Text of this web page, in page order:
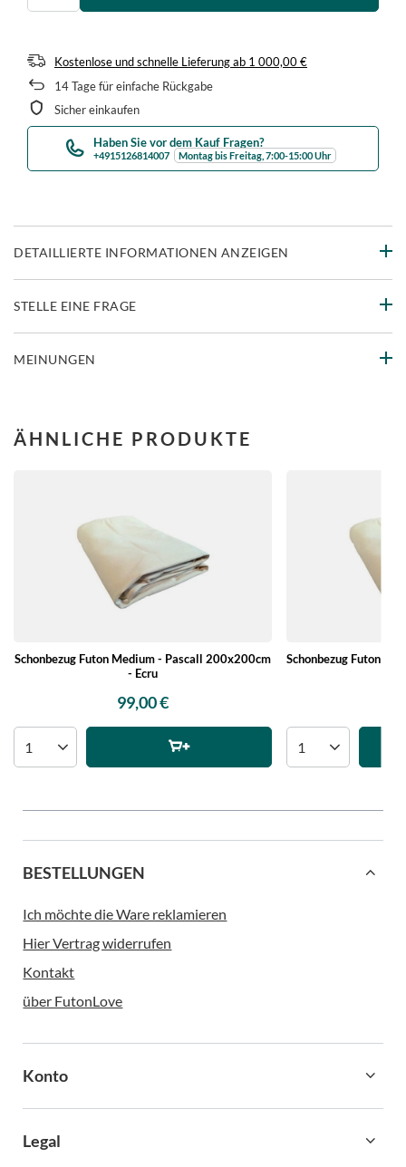
Kostenlose und schnelle Lieferungab 1 000,00 €
14Tage für einfache Rückgabe
Sicher einkaufen
Haben Sie vor dem Kauf Fragen?
+4915126814007 Montag bis Freitag, 7:00-15:00 Uhr
DETAILLIERTE INFORMATIONEN ANZEIGEN
STELLE EINE FRAGE
MEINUNGEN
ÄHNLICHE PRODUKTE
Schonbezug Futon Medium - Pascall 200x200cm
- Ecru
99,00 €
Schonbezug Futon
BESTELLUNGEN
Ich möchte die Ware reklamieren
Hier Vertrag widerrufen
Kontakt
über FutonLove
Konto
Legal